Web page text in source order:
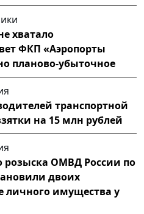
хватало
ФКП «Аэропорты
планово-убыточное
транспортной
на 15 млн рублей
розыска ОМВД России по
двоих
личного имущества у